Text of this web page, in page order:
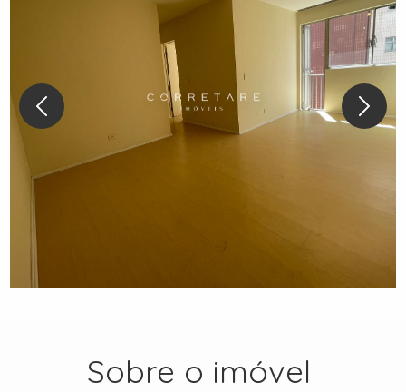
Sobre o imóvel